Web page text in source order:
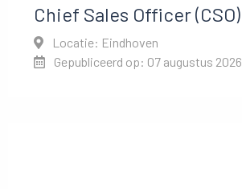
Chief Sales Officer (CSO)
Locatie: Eindhoven
Gepubliceerd op: 07 augustus 2026